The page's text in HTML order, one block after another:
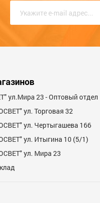
ул.Мира 23 - Оптовый отдел
ул. Торговая 32
ул. Чертыгашева 166
ул. Итыгина 10 (5/1)
ул. Мира 23